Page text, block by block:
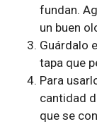
fundan.
un buen
Guárdalo
tapa que
Para
cantidad
que se